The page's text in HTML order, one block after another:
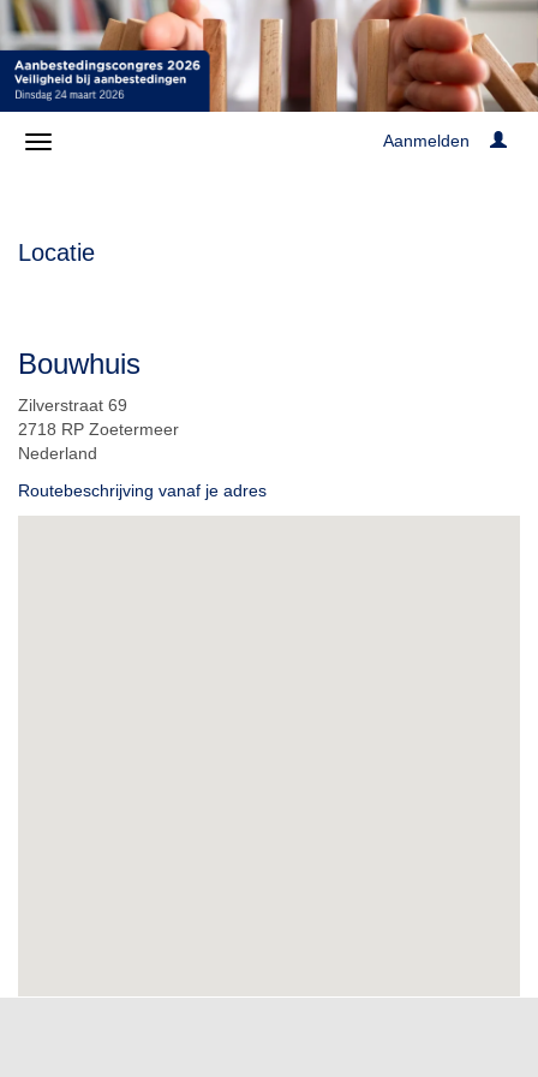
Aanmelden
Locatie
Bouwhuis
Zilverstraat 69
2718 RP Zoetermeer
Nederland
Routebeschrijving vanaf je adres